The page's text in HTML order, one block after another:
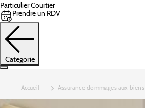
ParticulierCourtier
Prendre un RDV
Categorie
Accueil Assurance dommages aux biens